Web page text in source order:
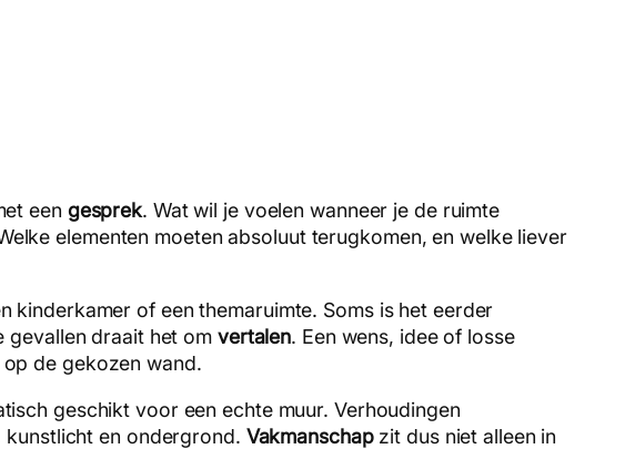
een gesprek. Wat wil je voelen wanneer je de ruimte
elementen moeten absoluut terugkomen, en welke liever
of een themaruimte. Soms is het eerder
draait het om vertalen. Een wens, idee of losse
de gekozen wand.
geschikt voor een echte muur. Verhoudingen
en ondergrond. Vakmanschapzit dus niet alleen in